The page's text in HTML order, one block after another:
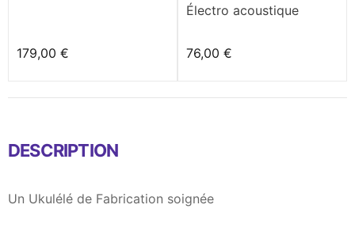
179,00 €
Électro acoustique
76,00 €
DESCRIPTION
Un Ukulélé de Fabrication soignée